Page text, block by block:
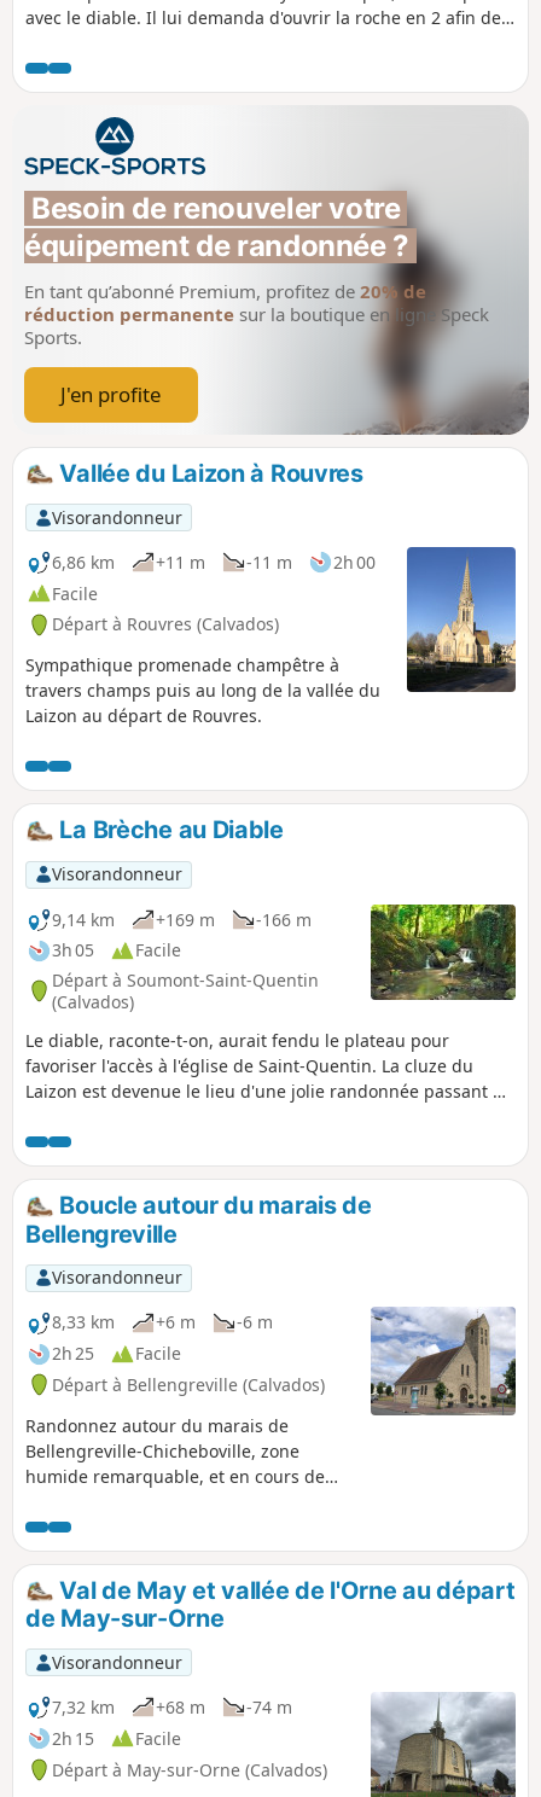
avec le diable. Il lui demanda d'ouvrir la roche en 2 afin de
une toison pour lui redonner sa blancheur immaculée,
après quoi il serait maître de son âme. Le diable ouvrit la
roche en 2 mais ne put redonner la blancheur immaculée à
la toison car l'ermite, pour sauver son âme, avait donné, au
diable, une peau de bouc.
Besoin de renouveler votre
équipement de randonnée ?
En tant qu’abonné Premium, profitez de 20% de
réduction permanente sur la boutique en ligne Speck
Sports.
J'en profite
Vallée du Laizon à Rouvres
Visorandonneur
6,86 km
+11 m -11 m
2h 00
Facile
Départ à Rouvres (Calvados)
Sympathique promenade champêtre à
travers champs puis au long de la vallée du
Laizon au départ de Rouvres.
La Brèche au Diable
Visorandonneur
9,14 km
+169 m
-166 m
3h 05
Facile
Départ à Soumont-Saint-Quentin
(Calvados)
Le diable, raconte-t-on, aurait fendu le plateau pour
favoriser l'accès à l'église de Saint-Quentin. La cluze du
Laizon est devenue le lieu d'une jolie randonnée passant de
Falaise, à proximité du tombeau de la comédienne Marie
Joly, de l'ancien site de la mine de fer, de manoirs, de
châteaux et de traces d'occupation préhistorique. Le site est
classé depuis 1974
Boucle autour du marais de
Bellengreville
Visorandonneur
8,33 km
+6 m
-6 m
2h 25
Facile
Départ à Bellengreville (Calvados)
Randonnez autour du marais de
Bellengreville-Chicheboville, zone
humide remarquable, et en cours de
architectural digne d'intérêt.
Val de May et vallée de l'Orne au départ
de May-sur-Orne
Visorandonneur
7,32 km
+68 m
-74 m
2h 15
Facile
Départ à May-sur-Orne (Calvados)